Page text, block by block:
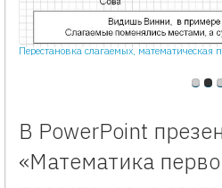
Перестановка слагаемых, математическая
В PowerPoint
«Математика